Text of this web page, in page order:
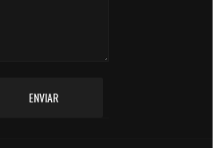
ENVIAR